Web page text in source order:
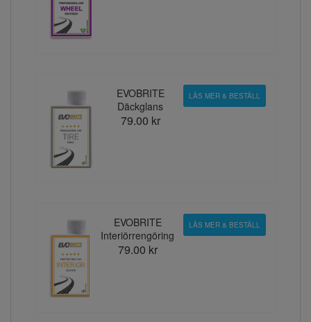
EVOBRITE
Däckglans
79.00 kr
LÄS MER & BESTÄLL
EVOBRITE
Interiörrengöring
79.00 kr
LÄS MER & BESTÄLL